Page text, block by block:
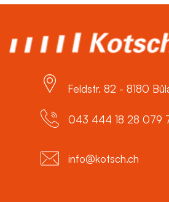
Feldstr. 82 - 8180
043 444 18 28 079
info@kotsch.ch